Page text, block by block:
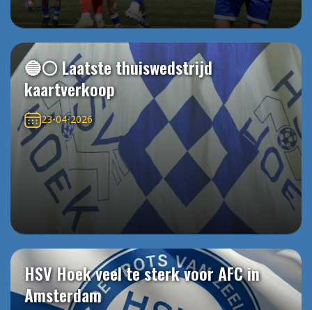
🔵⚪️ Laatste thuiswedstrijd
kaartverkoop
23-04-2026
HSV Hoek veel te sterk voor AFC in
Amsterdam